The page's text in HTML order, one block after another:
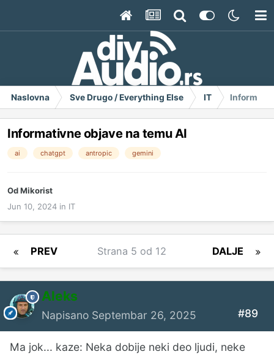
Naslovna Sve Drugo / Everything Else IT
Informativne objave na temu AI
ai chatgpt antropic gemini
OdMikorist
Jun 10, 2024 in IT
PREV DALJE
Strana 5 od 12
Aleks
Napisano Septembar 26, 2025 #89
Ma jok... kaze: Neka dobije neki deo ljudi, neke